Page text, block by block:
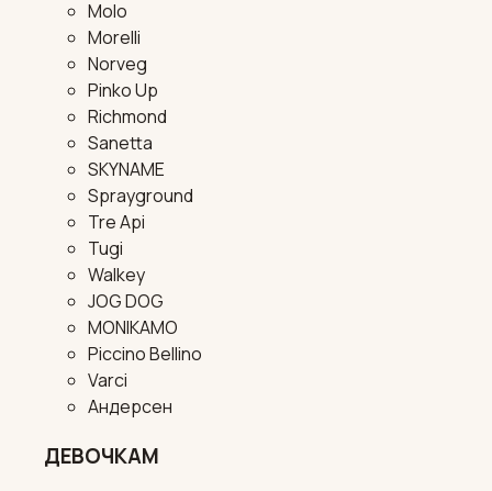
Molo
Morelli
Norveg
Pinko Up
Richmond
Sanetta
SKYNAME
Sprayground
Tre Api
Tugi
Walkey
JOG DOG
MONIKAMO
Piccino Bellino
Varci
Андерсен
ДЕВОЧКАМ